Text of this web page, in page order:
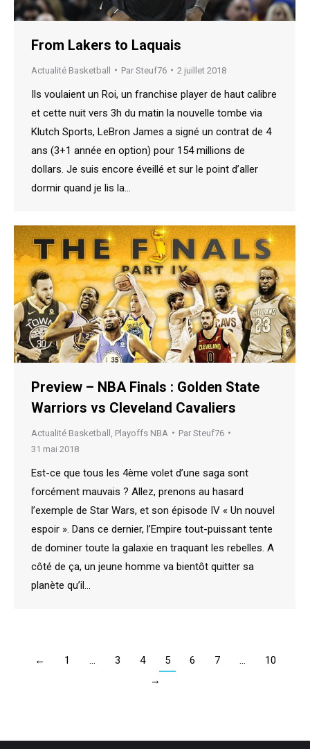
From Lakers to Laquais
Actualité Basketball Par Steuf76 2 juillet 2018
Ils voulaient un Roi, un franchise player de haut calibre
et cette nuit vers 3h du matin la nouvelle tombe via
Klutch Sports, LeBron James a signé un contrat de 4
ans (3+1 année en option) pour 154 millions de
dollars. Je suis encore éveillé et sur le point d’aller
dormir quand je lis la…
Preview – NBA Finals : Golden State
Warriors vs Cleveland Cavaliers
Actualité Basketball Playoffs NBA Par Steuf76
31 mai 2018
Est-ce que tous les 4ème volet d’une saga sont
forcément mauvais ? Allez, prenons au hasard
l’exemple de Star Wars, et son épisode IV « Un nouvel
espoir ». Dans ce dernier, l’Empire tout-puissant tente
de dominer toute la galaxie en traquant les rebelles. A
côté de ça, un jeune homme va bientôt quitter sa
planète qu’il…
← 1 … 3 4 5 6 7 …
10
→